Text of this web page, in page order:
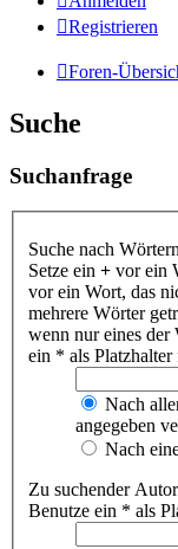
Registrieren
Foren-
Suche
Suchanfrage
Suche nach
Setze ein + vor ein
vor ein Wort, das
mehrere Wörter
wenn nur eines der
ein * als
Nach
angegeben
Nach
Zu suchender
Benutze ein * als